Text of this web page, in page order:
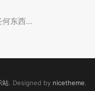
何东西…
站. Designed by nicetheme.